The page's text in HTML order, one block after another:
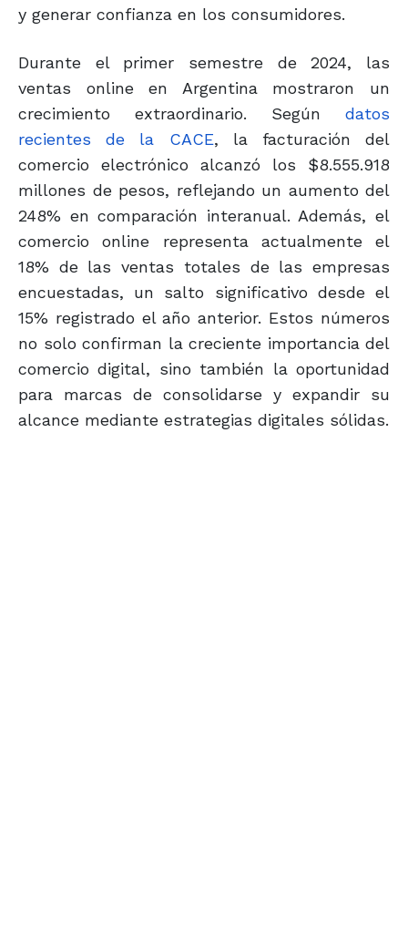
y generar confianza en los consumidores.
Durante el primer semestre de 2024, las
ventas online en Argentina mostraron un
crecimiento extraordinario. Según datos
recientes de la CACE, la facturación del
comercio electrónico alcanzó los $8.555.918
millones de pesos, reflejando un aumento del
248% en comparación interanual. Además, el
comercio online representa actualmente el
18% de las ventas totales de las empresas
encuestadas, un salto significativo desde el
15% registrado el año anterior. Estos números
no solo confirman la creciente importancia del
comercio digital, sino también la oportunidad
para marcas de consolidarse y expandir su
alcance mediante estrategias digitales sólidas.